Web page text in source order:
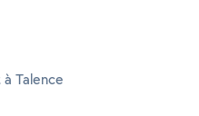
Talence